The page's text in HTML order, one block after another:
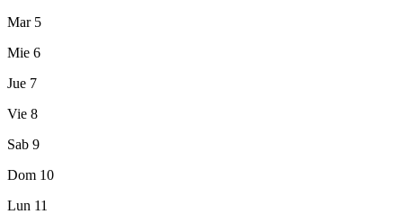
Mar 5
Mie 6
Jue 7
Vie 8
Sab 9
Dom 10
Lun 11